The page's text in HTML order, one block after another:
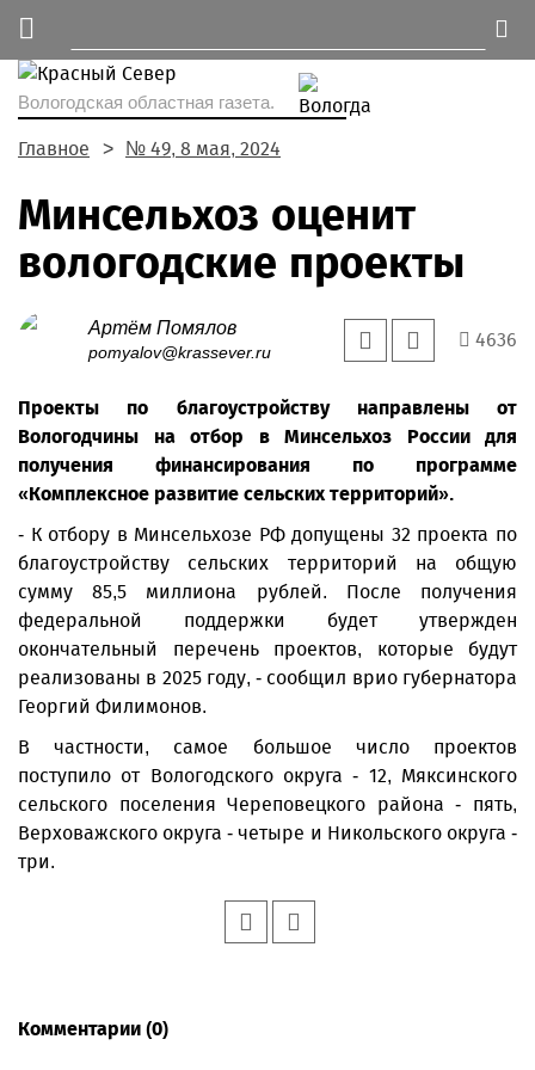
Вологодская областная газета.
Главное № 49, 8 мая, 2024
Минсельхоз оценит
вологодские проекты
Артём Помялов
pomyalov@krassever.ru
4636
Проекты по благоустройству направлены от
Вологодчины на отбор в Минсельхоз России для
получения финансирования по программе
«Комплексное развитие сельских территорий».
- К отбору в Минсельхозе РФ допущены 32 проекта по
благоустройству сельских территорий на общую
сумму 85,5 миллиона руб­лей. После получения
федеральной поддержки будет утвержден
окончательный перечень проектов, которые будут
реализованы в 2025 году, - сообщил врио губернатора
Георгий Филимонов.
В частности, самое большое число проектов
поступило от Вологодского округа - 12, Мяксинского
сельского поселения Череповецкого района - пять,
Верховажского округа - четыре и Никольского округа -
три.
Комментарии (0)